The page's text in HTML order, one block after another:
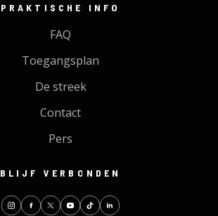
PRAKTISCHE INFO
FAQ
Toegangsplan
De streek
Contact
Pers
BLIJF VERBONDEN